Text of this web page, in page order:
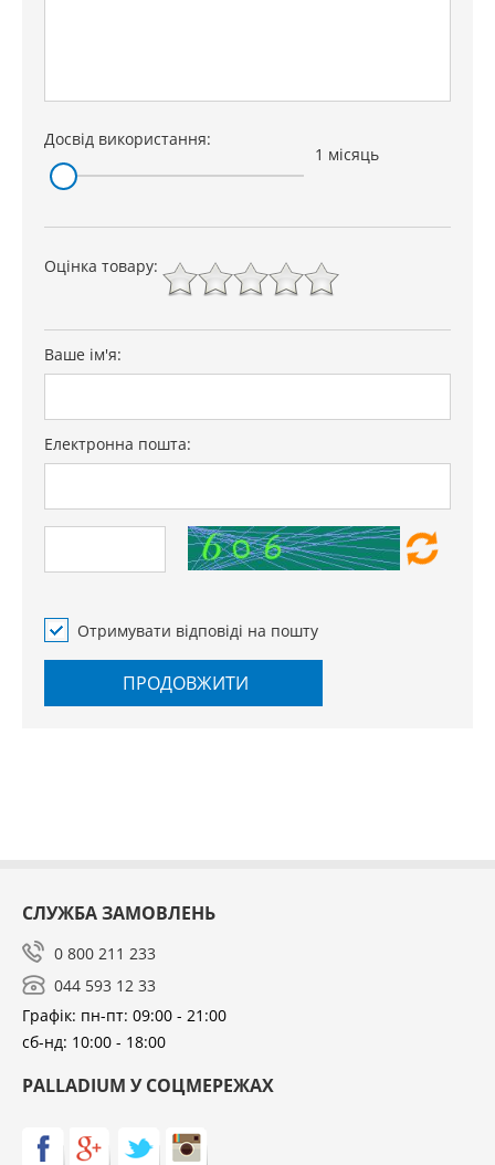
Досвід використання:
1 місяць
Оцінка товару:
Ваше ім'я:
Електронна пошта:
Отримувати відповіді на пошту
ПРОДОВЖИТИ
СЛУЖБА ЗАМОВЛЕНЬ
0 800 211 233
044 593 12 33
Графік: пн-пт: 09:00 - 21:00
сб-нд: 10:00 - 18:00
PALLADIUM У СОЦМЕРЕЖАХ